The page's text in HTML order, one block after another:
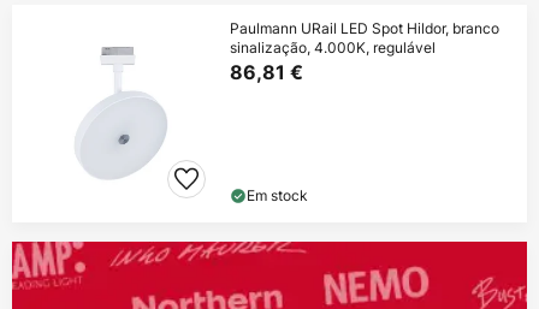
Paulmann URail LED Spot Hildor, branco
sinalização, 4.000K, regulável
86,81 €
Em stock